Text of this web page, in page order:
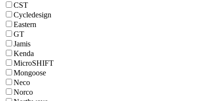
CST
Cycledesign
Eastern
GT
Jamis
Kenda
MicroSHIFT
Mongoose
Neco
Norco